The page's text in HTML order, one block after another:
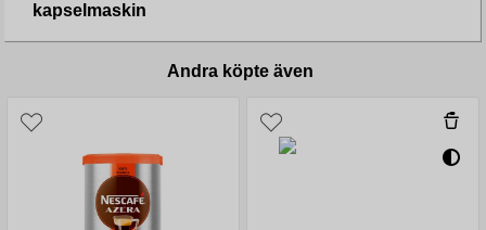
kapselmaskin
Andra köpte även